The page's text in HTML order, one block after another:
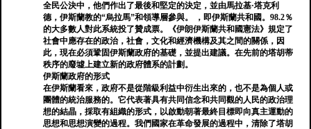
全民公決中，他們作出了最後和堅定的決定，並由馬拉基·塔克利
德，伊斯蘭教的“烏拉馬”和領導層參與。 ，即伊斯蘭共和國。98.2％
的大多數人對此系統投了贊成票。《伊朗伊斯蘭共和國憲法》規定了
社會中應存在的政治，社會，文化和經濟機構及其之間的關係，因
此，現在必須鞏固伊斯蘭政府的基礎，並提出建議。在先前的塔胡蒂
秩序的廢墟上建立新的政府體系的計劃。
伊斯蘭政府的形式
在伊斯蘭看來，政府不是從階級利益中衍生出來的，也不是為個人或
團體的統治服務的。它代表著具有共同信念和共同觀的人民的政治理
想的結晶，採取有組織的形式，以啟動朝著最終目標即向真主運動的
思想和思想演變的過程。我們國家在革命發展的過程中，清除了塔胡